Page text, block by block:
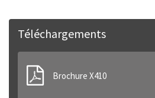
Téléchargements
Brochure X410